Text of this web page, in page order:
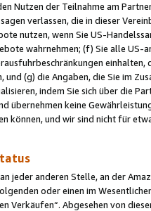
Nutzen der Teilnahme am
verlassen, die in dieser
nutzen, wenn Sie US-
wahrnehmen; (f) Sie alle
und (g) die Angaben, die Sie im
indem Sie sich über die
übernehmen keine
können, und wir sind nicht für
jeder anderen Stelle, an der
oder einen im
Verkäufen“. Abgesehen von